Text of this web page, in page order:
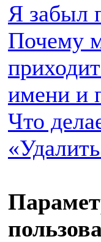
Я забыл
Почему
имени и
Что